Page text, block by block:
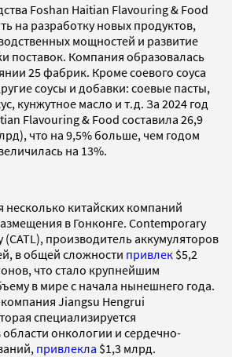
Foshan Haitian Flavouring & Food
на разработку новых продуктов,
мощностей и развитие
поставок. Компания образовалась
25 фабрик. Кроме соевого соуса
соусы и добавки: соевые пасты,
кунжутное масло и т.д. За 2024 год
Flavouring & Food составила 26,9
что на 9,5% больше, чем годом
на 13%.
несколько китайских компаний
в Гонконге. Contemporary
производитель аккумуляторов
в общей сложности привлек $5,2
что стало крупнейшим
в мире с начала нынешнего года.
Jiangsu Hengrui
специализируется
области онкологии и сердечно-
привлекла $1,3 млрд.